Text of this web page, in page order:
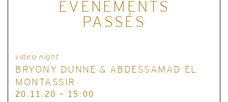
ÉVÉNEMENTS
PASSÉS
video night
BRYONY DUNNE & ABDESSAMAD EL
MONTASSIR
20.11.20 - 15:00